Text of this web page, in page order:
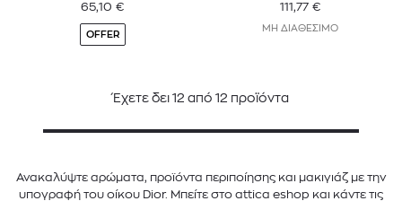
65,10 €
OFFER
111,77 €
ΜΗ ΔΙΑΘΕΣΙΜΟ
Έχετε δει 12 από 12 προϊόντα
Ανακαλύψτε αρώματα, προϊόντα περιποίησης και μακιγιάζ με την
υπογραφή του οίκου Dior. Μπείτε στο attica eshop και κάντε τις